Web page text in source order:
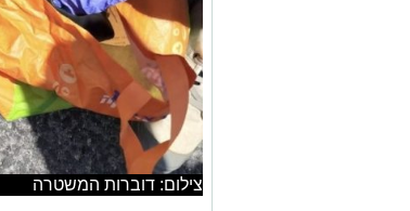
צילום: דוברות המשטרה